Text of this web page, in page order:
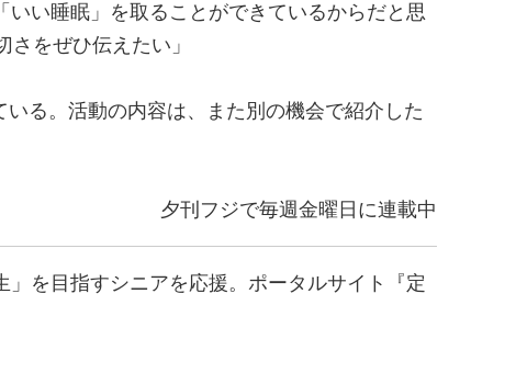
いい睡眠」を取ることができているからだと思
をぜひ伝えたい」
る。活動の内容は、また別の機会で紹介した
夕刊フジで毎週金曜日に連載中
を目指すシニアを応援。ポータルサイト『定